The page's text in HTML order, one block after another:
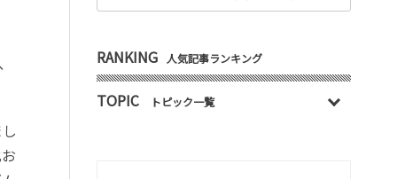
RANKING 人気記事ランキング
TOPIC トピック一覧